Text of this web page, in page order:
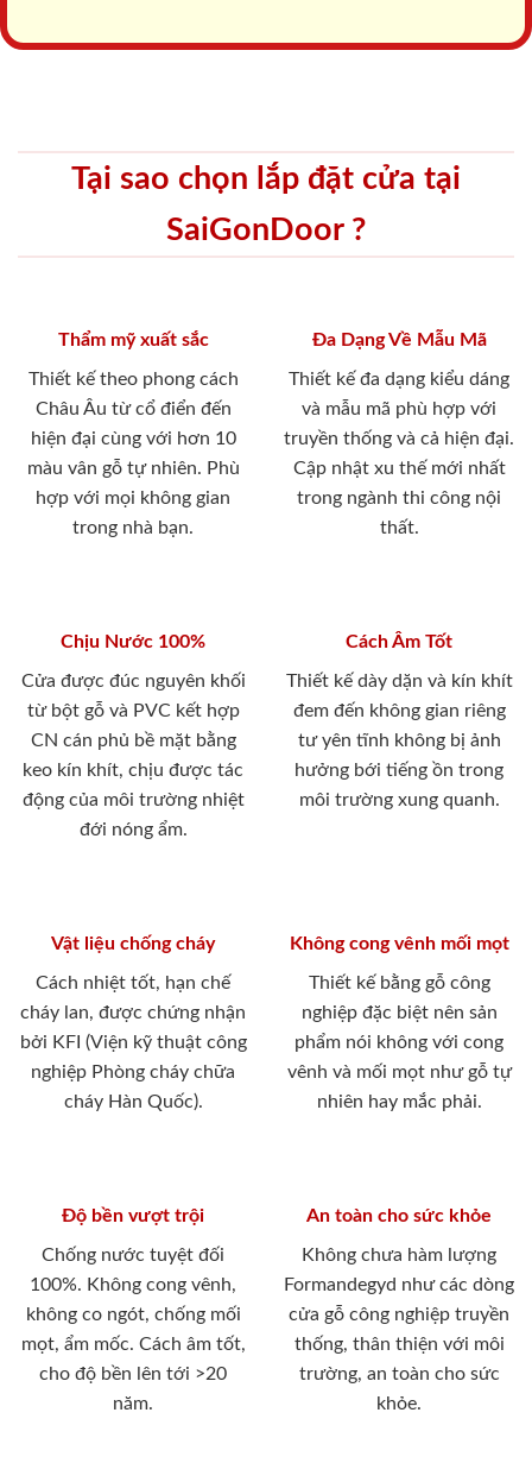
Tại sao chọn lắp đặt cửa tại
SaiGonDoor ?
Thẩm mỹ xuất sắc
Thiết kế theo phong cách
Châu Âu từ cổ điển đến
hiện đại cùng với hơn 10
màu vân gỗ tự nhiên. Phù
hợp với mọi không gian
trong nhà bạn.
Đa Dạng Về Mẫu Mã
Thiết kế đa dạng kiểu dáng
và mẫu mã phù hợp với
truyền thống và cả hiện đại.
Cập nhật xu thế mới nhất
trong ngành thi công nội
thất.
Chịu Nước 100%
Cửa được đúc nguyên khối
từ bột gỗ và PVC kết hợp
CN cán phủ bề mặt bằng
keo kín khít, chịu được tác
động của môi trường nhiệt
đới nóng ẩm.
Cách Âm Tốt
Thiết kế dày dặn và kín khít
đem đến không gian riêng
tư yên tĩnh không bị ảnh
hưởng bới tiếng ồn trong
môi trường xung quanh.
Vật liệu chống cháy
Cách nhiệt tốt, hạn chế
cháy lan, được chứng nhận
bởi KFI (Viện kỹ thuật công
nghiệp Phòng cháy chữa
cháy Hàn Quốc).
Không cong vênh mối mọt
Thiết kế bằng gỗ công
nghiệp đặc biệt nên sản
phẩm nói không với cong
vênh và mối mọt như gỗ tự
nhiên hay mắc phải.
Độ bền vượt trội
Chống nước tuyệt đối
100%. Không cong vênh,
không co ngót, chống mối
mọt, ẩm mốc. Cách âm tốt,
cho độ bền lên tới >20
năm.
An toàn cho sức khỏe
Không chưa hàm lượng
Formandegyd như các dòng
cửa gỗ công nghiệp truyền
thống, thân thiện với môi
trường, an toàn cho sức
khỏe.